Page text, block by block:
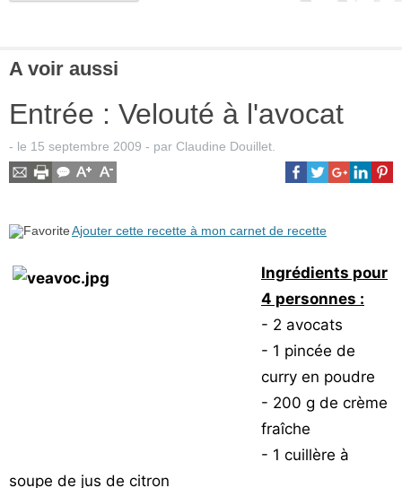
A voir aussi
Entrée : Velouté à l'avocat
- le 15 septembre 2009 - par Claudine Douillet
Ajouter cette recette à mon carnet de recette
Ingrédients pour
4 personnes :
- 2 avocats
- 1 pincée de
curry en poudre
- 200 g de crème
fraîche
- 1 cuillère à
soupe de jus de citron